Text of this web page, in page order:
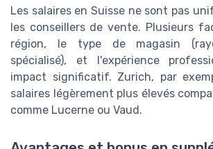
Les salaires en Suisse ne sont pas
les conseillers de vente. Plusieurs
région, le type de magasin
spécialisé), et l'expérience
impact significatif. Zurich, par
salaires légèrement plus élevés
comme Lucerne ou Vaud.